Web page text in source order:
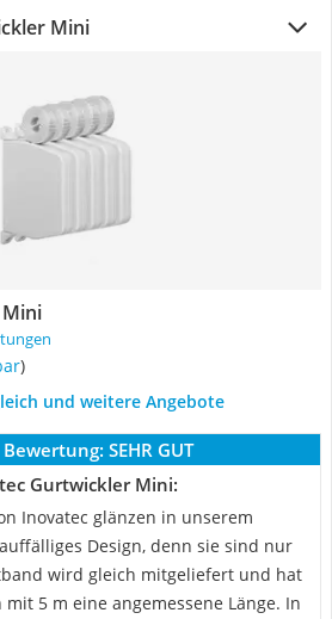
Mini
)
und weitere Angebote
Bewertung: SEHR GUT
Gurtwickler Mini:
Inovatec glänzen in unserem
Design, denn sie sind nur
wird gleich mitgeliefert und hat
5 m eine angemessene Länge. In